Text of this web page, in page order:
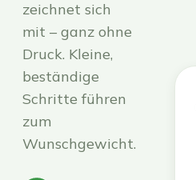
zeichnet sich
mit – ganz ohne
Druck. Kleine,
beständige
Schritte führen
zum
Wunschgewicht.